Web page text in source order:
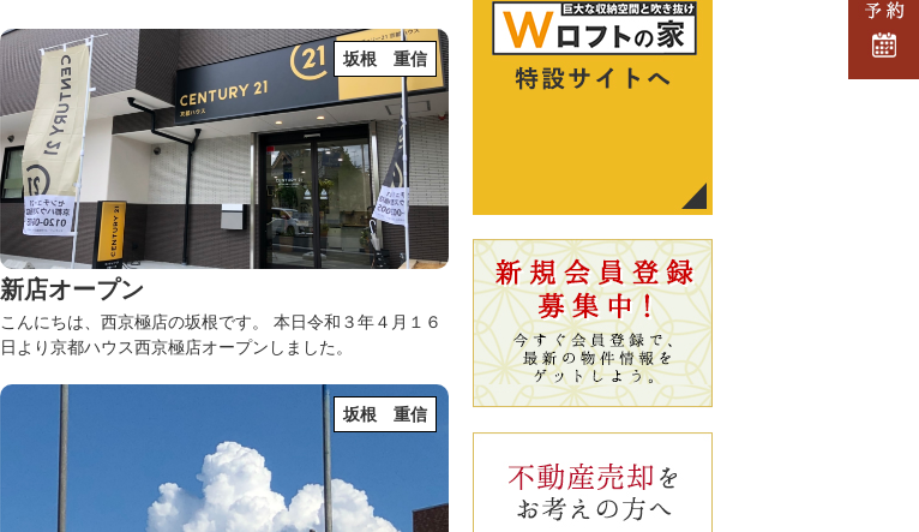
坂根 重信
新店オープン
こんにちは、西京極店の坂根です。 本日令和３年４月１６
日より京都ハウス西京極店オープンしました。
坂根 重信